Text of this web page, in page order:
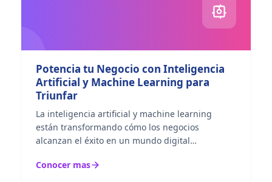
Potencia tu Negocio con Inteligencia
Artificial y Machine Learning para
Triunfar
La inteligencia artificial y machine learning
están transformando cómo los negocios
alcanzan el éxito en un mundo digital
exclusivos en Perú, ofreciendo un...
Conocer mas